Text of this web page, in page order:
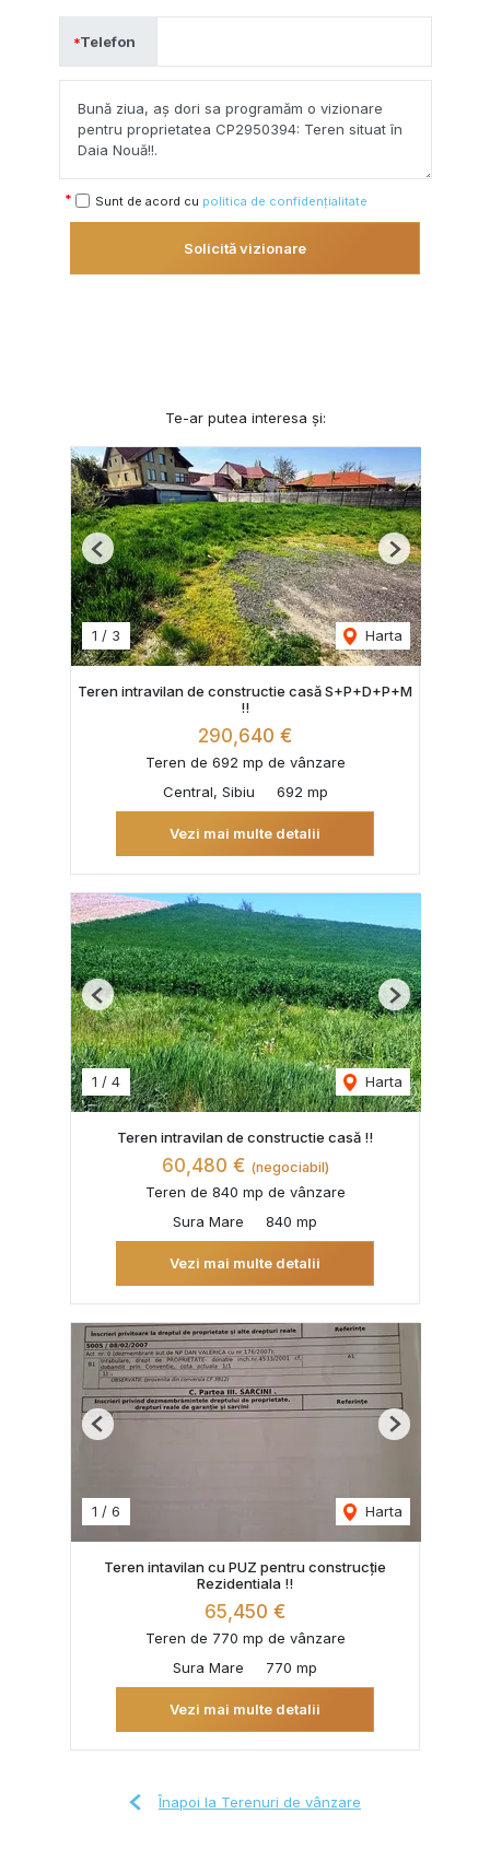
Telefon
Sunt de acord cu politica de confidențialitate
Solicită vizionare
Te-ar putea interesa și:
1 / 3 Harta
Previous Next
Teren intravilan de constructie casă S+P+D+P+M
!!
290,640 €
Teren de 692 mp de vânzare
Central, Sibiu
692 mp
Vezi mai multe detalii
1 / 4 Harta
Previous Next
Teren intravilan de constructie casă !!
60,480 € (negociabil)
Teren de 840 mp de vânzare
Sura Mare
840 mp
Vezi mai multe detalii
1 / 6 Harta
Previous Next
Teren intavilan cu PUZ pentru construcție
Rezidentiala !!
65,450 €
Teren de 770 mp de vânzare
Sura Mare
770 mp
Vezi mai multe detalii
Înapoi la Terenuri de vânzare